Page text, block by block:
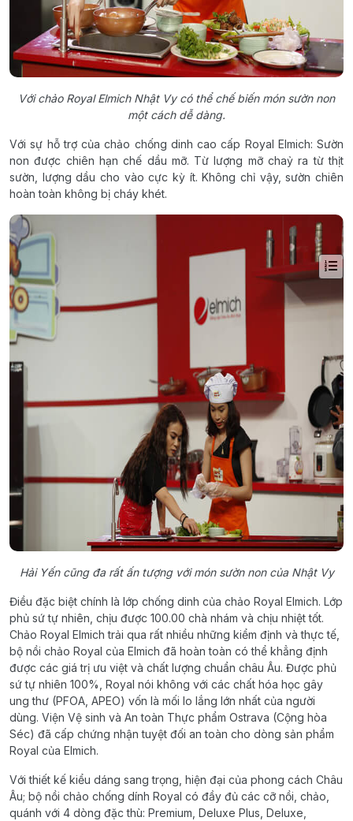
Với chảo Royal Elmich Nhật Vy có thể chế biến món sườn non
một cách dễ dàng.
Với sự hỗ trợ của chảo chống dinh cao cấp Royal Elmich: Sườn
non được chiên hạn chế dầu mỡ. Từ lượng mỡ chaỷ ra từ thịt
sườn, lượng dầu cho vào cực kỳ ít. Không chỉ vậy, sườn chiên
hoàn toàn không bị cháy khét.
Hải Yến cũng đa rất ấn tượng với món sườn non của Nhật Vy
Điều đặc biệt chính là lớp chống dinh của chảo Royal Elmich. Lớp
phủ sứ tự nhiên, chịu được 100.00 chà nhám và chịu nhiệt tốt.
Chảo Royal Elmich trải qua rất nhiều những kiểm định và thực tế,
bộ nồi chảo Royal của Elmich đã hoàn toàn có thể khẳng định
được các giá trị ưu việt và chất lượng chuẩn châu Âu. Được phủ
sứ tự nhiên 100%, Royal nói không với các chất hóa học gây
ung thư (PFOA, APEO) vốn là mối lo lắng lớn nhất của người
dùng. Viện Vệ sinh và An toàn Thực phẩm Ostrava (Cộng hòa
Séc) đã cấp chứng nhận tuyệt đối an toàn cho dòng sản phẩm
Royal của Elmich.
Với thiết kế kiểu dáng sang trọng, hiện đại của phong cách Châu
Âu; bộ nồi chảo chống dính Royal có đầy đủ các cỡ nồi, chảo,
quánh với 4 dòng đặc thù: Premium, Deluxe Plus, Deluxe,